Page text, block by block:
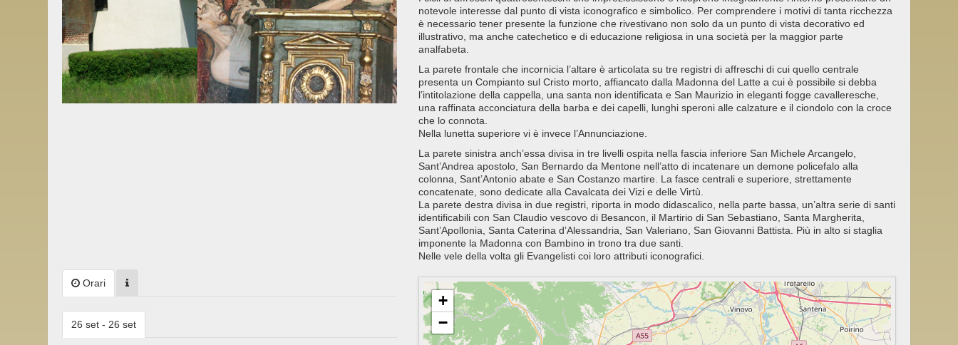
notevole interesse dal punto di vista iconografico e simbolico. Per comprendere i motivi di tanta ricchezza
è necessario tener presente la funzione che rivestivano non solo da un punto di vista decorativo ed
illustrativo, ma anche catechetico e di educazione religiosa in una società per la maggior parte
analfabeta.
La parete frontale che incornicia l’altare è articolata su tre registri di affreschi di cui quello centrale
presenta un Compianto sul Cristo morto, affiancato dalla Madonna del Latte a cui è possibile si debba
l’intitolazione della cappella, una santa non identificata e San Maurizio in eleganti fogge cavalleresche,
una raffinata acconciatura della barba e dei capelli, lunghi speroni alle calzature e il ciondolo con la croce
che lo connota.
Nella lunetta superiore vi è invece l’Annunciazione.
La parete sinistra anch’essa divisa in tre livelli ospita nella fascia inferiore San Michele Arcangelo,
Sant’Andrea apostolo, San Bernardo da Mentone nell’atto di incatenare un demone policefalo alla
colonna, Sant’Antonio abate e San Costanzo martire. La fasce centrali e superiore, strettamente
concatenate, sono dedicate alla Cavalcata dei Vizi e delle Virtù.
La parete destra divisa in due registri, riporta in modo didascalico, nella parte bassa, un’altra serie di santi
identificabili con San Claudio vescovo di Besancon, il Martirio di San Sebastiano, Santa Margherita,
Sant’Apollonia, Santa Caterina d’Alessandria, San Valeriano, San Giovanni Battista. Più in alto si staglia
imponente la Madonna con Bambino in trono tra due santi.
Nelle vele della volta gli Evangelisti coi loro attributi iconografici.
Orari
26 set - 26 set
+
−